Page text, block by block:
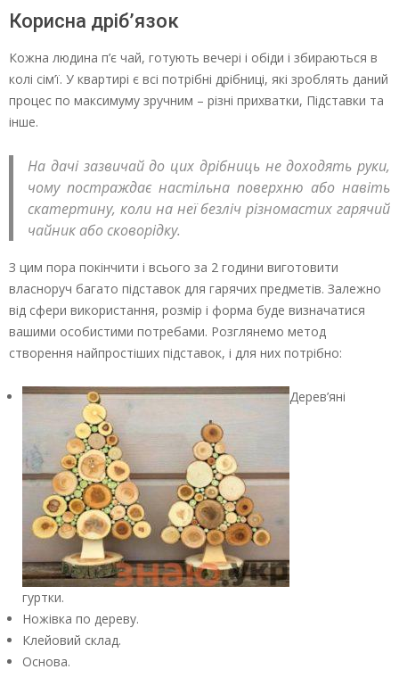
Корисна дріб’язок
Кожна людина п’є чай, готують вечері і обіди і збираються в
колі сім’ї. У квартирі є всі потрібні дрібниці, які зроблять даний
процес по максимуму зручним – різні прихватки, Підставки та
інше.
На дачі зазвичай до цих дрібниць не доходять руки,
чому постраждає настільна поверхню або навіть
скатертину, коли на неї безліч різномастих гарячий
чайник або сковорідку.
З цим пора покінчити і всього за 2 години виготовити
власноруч багато підставок для гарячих предметів. Залежно
від сфери використання, розмір і форма буде визначатися
вашими особистими потребами. Розглянемо метод
створення найпростіших підставок, і для них потрібно:
Дерев’яні
гуртки.
Ножівка по дереву.
Клейовий склад.
Основа.